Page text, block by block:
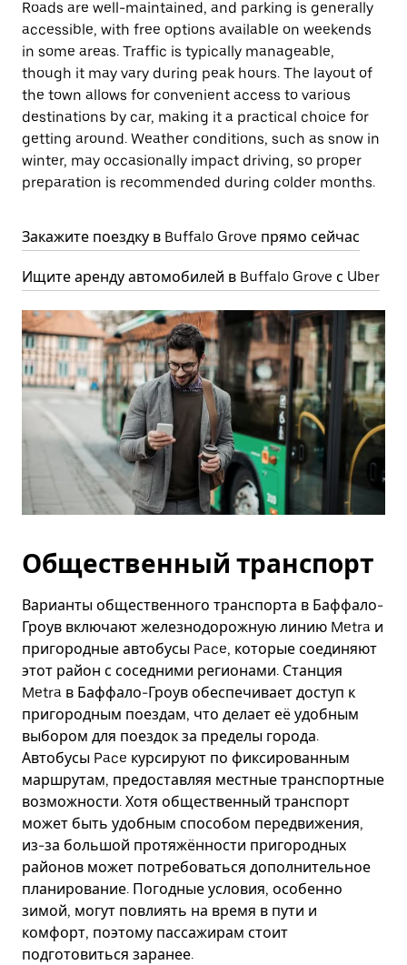
Roads are well-maintained, and parking is generally
accessible, with free options available on weekends
in some areas. Traffic is typically manageable,
though it may vary during peak hours. The layout of
the town allows for convenient access to various
destinations by car, making it a practical choice for
getting around. Weather conditions, such as snow in
winter, may occasionally impact driving, so proper
preparation is recommended during colder months.
Закажите поездку в Buffalo Grove прямо сейчас
Ищите аренду автомобилей в Buffalo Grove с Uber
Общественный транспорт
Варианты общественного транспорта в Баффало-
Гроув включают железнодорожную линию Metra и
пригородные автобусы Pace, которые соединяют
этот район с соседними регионами. Станция
Metra в Баффало-Гроув обеспечивает доступ к
пригородным поездам, что делает её удобным
выбором для поездок за пределы города.
Автобусы Pace курсируют по фиксированным
маршрутам, предоставляя местные транспортные
возможности. Хотя общественный транспорт
может быть удобным способом передвижения,
из-за большой протяжённости пригородных
районов может потребоваться дополнительное
планирование. Погодные условия, особенно
зимой, могут повлиять на время в пути и
комфорт, поэтому пассажирам стоит
подготовиться заранее.